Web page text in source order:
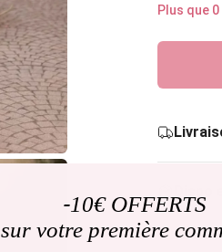
Plus que
Dispo
-10€ OFFERTS
sur votre première